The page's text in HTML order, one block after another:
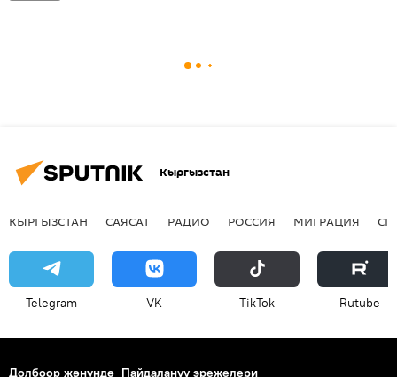
Кыргызстан
КЫРГЫЗСТАН САЯСАТ РАДИО РОССИЯ МИГРАЦИЯ
Telegram VK ТikТоk Rutube
Долбоор жөнүндө Пайдалануу эрежелери